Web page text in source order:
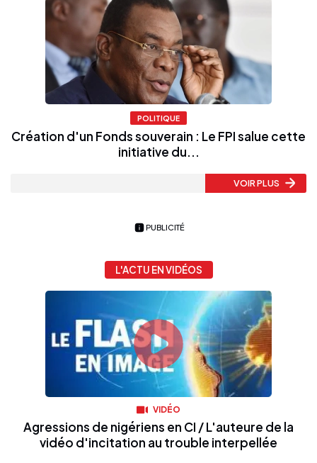
POLITIQUE
Création d'un Fonds souverain : Le FPI salue cette
initiative du...
VOIR PLUS
PUBLICITÉ
L'ACTU EN VIDÉOS
VIDÉO
Agressions de nigériens en CI / L'auteure de la
vidéo d'incitation au trouble interpellée